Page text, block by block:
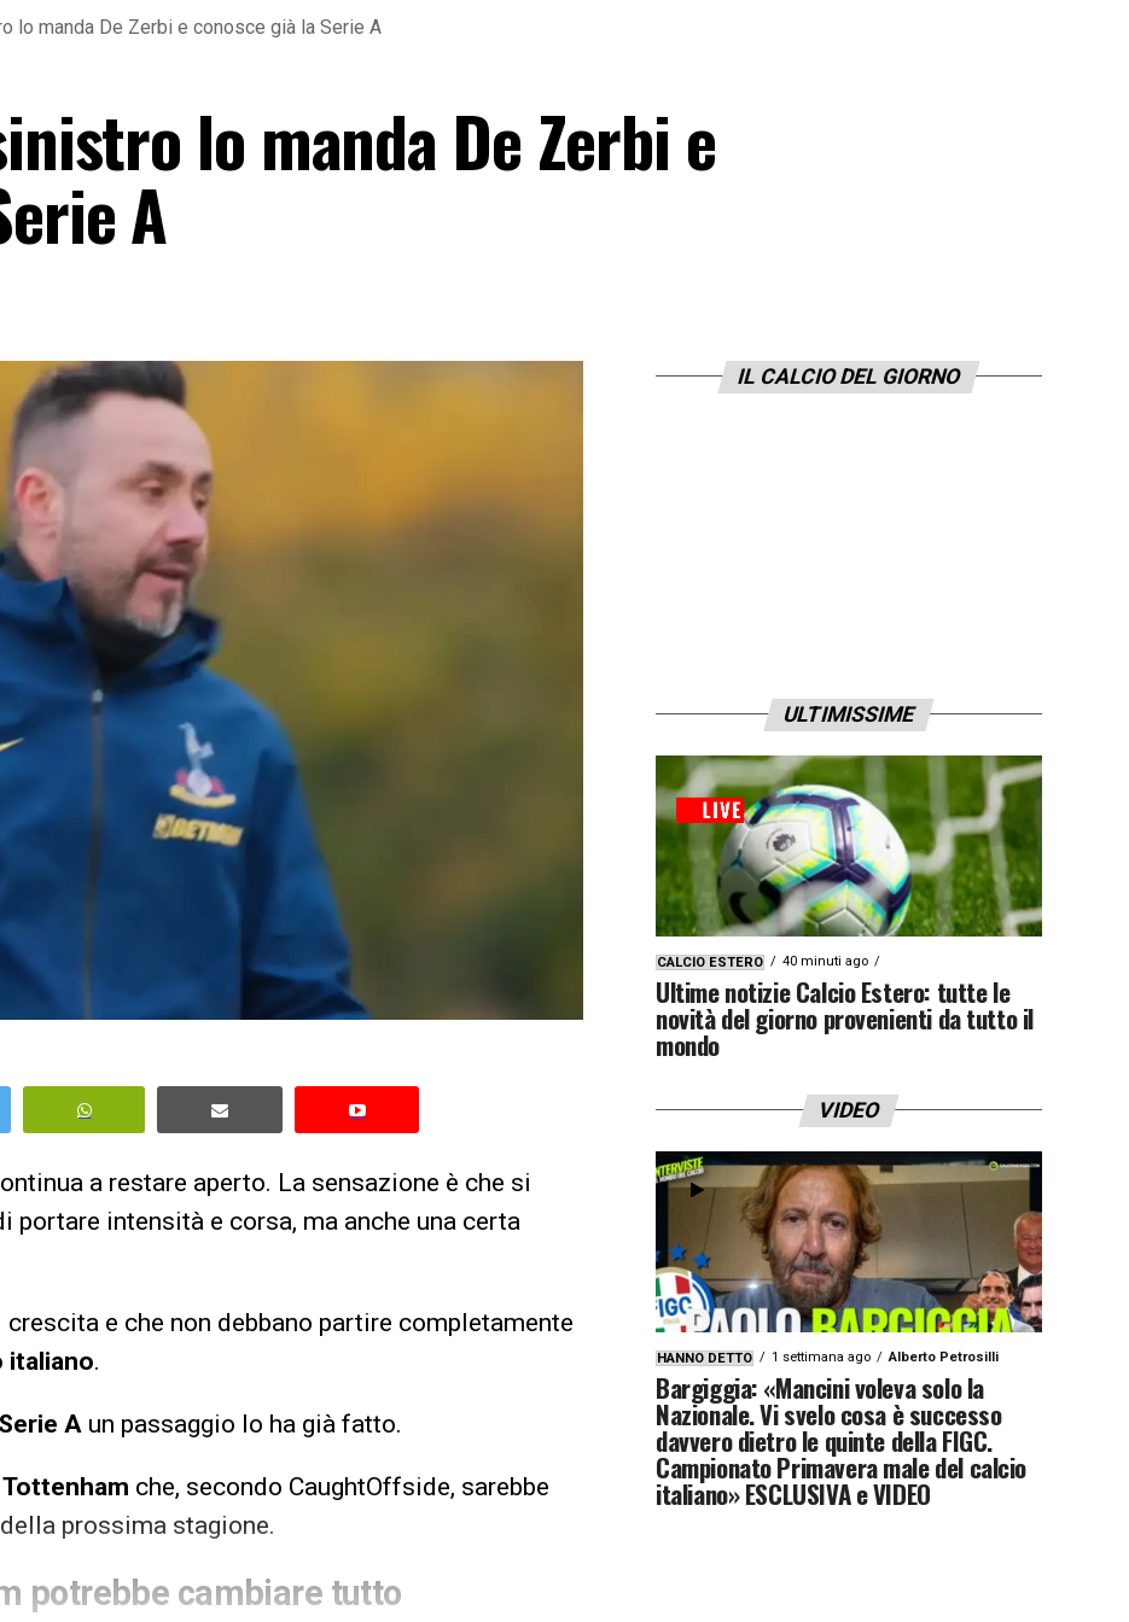
lo manda De Zerbi e conosce già la Serie A
lo manda De Zerbi e
A
a restare aperto. La sensazione è che si
intensità e corsa, ma anche una certa
e che non debbano partire completamente
italiano.
Serie A un passaggio lo ha già fatto.
Tottenham che, secondo CaughtOffside, sarebbe
prossima stagione.
potrebbe cambiare tutto
IL CALCIO DEL GIORNO
ULTIMISSIME
CALCIO ESTERO 40 minuti ago
Ultime notizie Calcio Estero: tutte le
novità del giorno provenienti da tutto il
mondo
VIDEO
HANNO DETTO 1 settimana ago Alberto Petrosilli
Bargiggia: «Mancini voleva solo la
Nazionale. Vi svelo cosa è successo
davvero dietro le quinte della FIGC.
Campionato Primavera male del calcio
italiano» ESCLUSIVA e VIDEO